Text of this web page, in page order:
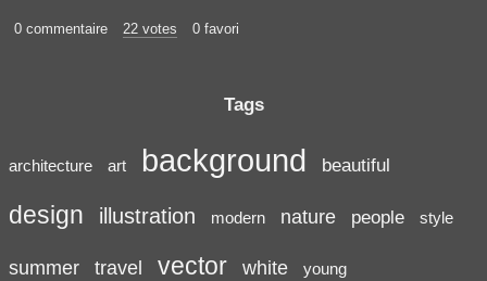
0 commentaire 22 votes 0 favori
Tags
architecture art background beautiful
design illustration modern nature people style
summer travel vector white young